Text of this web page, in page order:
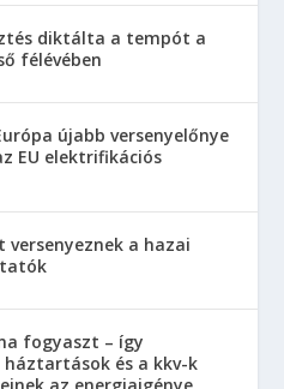
diktálta a tempót a
félévében
újabb versenyelőnye
EU elektrifikációs
versenyeznek a hazai
fogyaszt – így
és a kkv-k
az energiaigénye